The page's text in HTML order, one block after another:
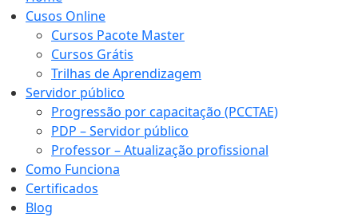
Cusos Online
Cursos Pacote Master
Cursos Grátis
Trilhas de Aprendizagem
Servidor público
Progressão por capacitação (PCCTAE)
PDP – Servidor público
Professor – Atualização profissional
Como Funciona
Certificados
Blog